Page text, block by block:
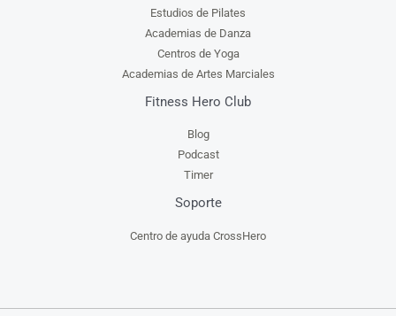
Estudios de Pilates
Academias de Danza
Centros de Yoga
Academias de Artes Marciales
Fitness Hero Club
Blog
Podcast
Timer
Soporte
Centro de ayuda CrossHero